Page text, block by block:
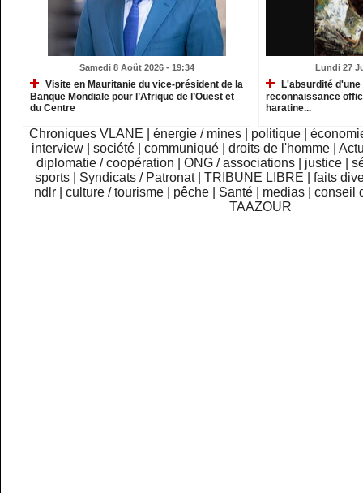
Samedi 8 Août 2026 - 19:34
Visite en Mauritanie du vice-président de la
Banque Mondiale pour l’Afrique de l’Ouest et
du Centre
Lundi 27
L'absurdité
reconnaissance
haratine...
Chroniques VLANE énergie / mines politique
interview
|société |communiqué |droits de l'homme |
diplomatie / coopération
ONG / associations justice
sports
Syndicats / Patronat TRIBUNE LIBRE
faits
ndlr
|culture / tourisme pêche Santé medias |conseil
TAAZOUR